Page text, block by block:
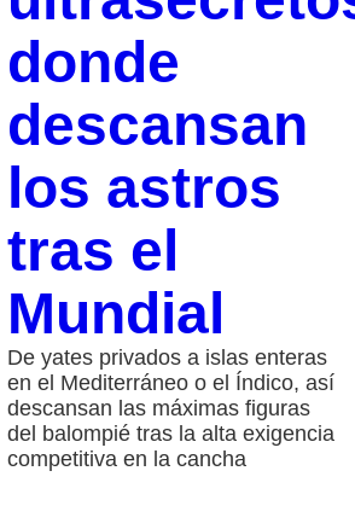
donde
descansan
los astros
tras el
Mundial
De yates privados a islas enteras
en el Mediterráneo o el Índico, así
descansan las máximas figuras
del balompié tras la alta exigencia
competitiva en la cancha